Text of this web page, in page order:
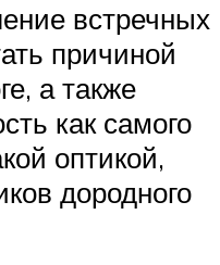
встречных
причиной
а также
как самого
оптикой,
дородного